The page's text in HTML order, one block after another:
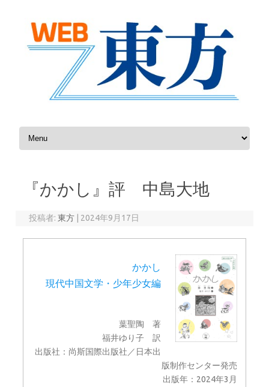
コンテンツへスキップ
『かかし』評 中島大地
投稿者:東方 | 2024年9月17日
かかし
現代中国文学・少年少女編
葉聖陶 著
福井ゆり子 訳
出版社：尚斯国際出版社／日本出
版制作センター発売
出版年：2024年3月